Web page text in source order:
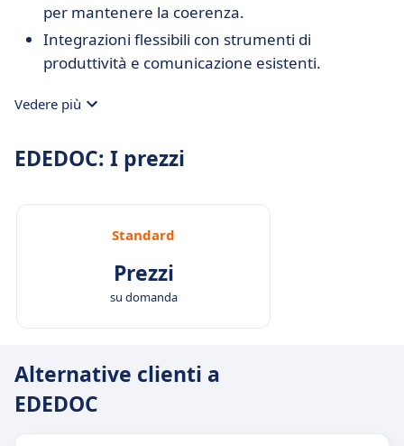
per mantenere la coerenza.
Integrazioni flessibili con strumenti di
produttività e comunicazione esistenti.
Vedere più
EDEDOC: I prezzi
Standard
Prezzi
su domanda
Alternative clienti a
EDEDOC